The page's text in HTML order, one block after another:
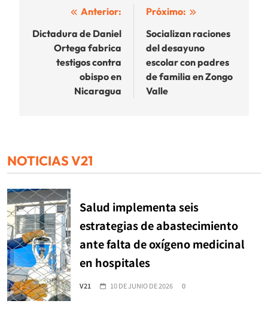
Navegación
de
entradas
Anterior:
Dictadura de Daniel
Ortega fabrica
testigos contra
obispo en
Nicaragua
Próximo:
Socializan raciones
del desayuno
escolar con padres
de familia en Zongo
Valle
NOTICIAS V21
Salud implementa seis
estrategias de abastecimiento
ante falta de oxígeno medicinal
en hospitales
V21 10 DE JUNIO DE 2026 0